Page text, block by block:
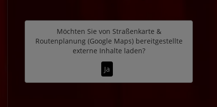
Möchten Sie von Straßenkarte &
Routenplanung (Google Maps)bereitgestellte
externe Inhalte laden?
Ja